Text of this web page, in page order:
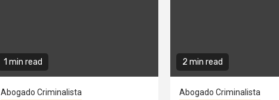
1 min read
Abogado Criminalista
2 min read
Abogado Criminalista